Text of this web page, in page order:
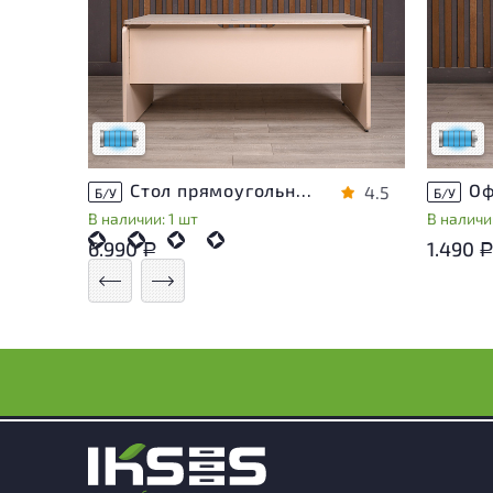
Состояние товара приближено к новому,
могут присутствовать незначительные
следы эксплуатации
Низкая степень износа
Б/У Стол прямоугольный Accord ДСП Дуб Россия
В наличии: 1 шт
4.5
6.990Р
могут
следы
Низкая
Б/У
В
1.490 Р